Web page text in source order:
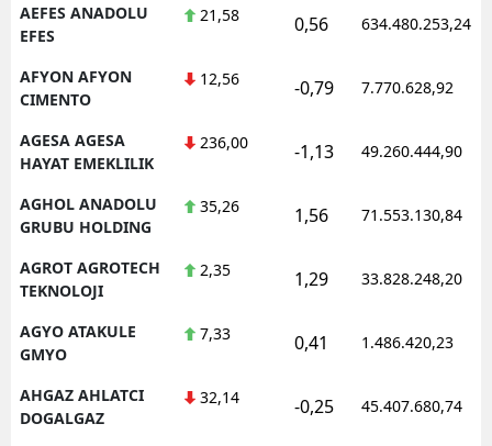
Isparta
İzmir
Kars
Kırklareli
AEFES ANADOLU
EFES
21,58 0,56 634.480.253,24
AFYON AFYON
CIMENTO
12,56 -0,79 7.770.628,92
AGESA AGESA
HAYAT EMEKLILIK
236,00 -1,13 49.260.444,90
AGHOL ANADOLU
GRUBU HOLDING
35,26 1,56 71.553.130,84
AGROT AGROTECH
TEKNOLOJI
2,35 1,29 33.828.248,20
AGYO ATAKULE
GMYO
7,33 0,41 1.486.420,23
AHGAZ AHLATCI
DOGALGAZ
32,14 -0,25 45.407.680,74